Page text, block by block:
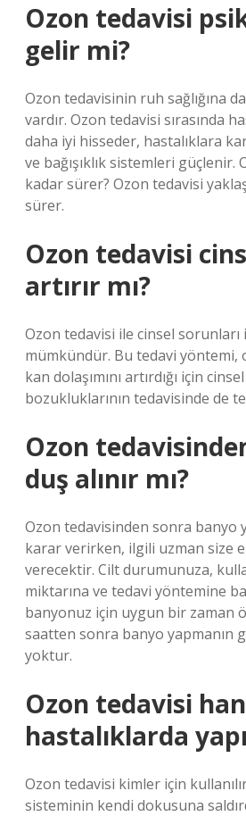
Ozon tedavisi
gelir mi?
Ozon tedavisinin ruh sağlığına
vardır. Ozon tedavisi sırasında
daha iyi hisseder, hastalıklara
ve bağışıklık sistemleri güçlenir.
kadar sürer? Ozon tedavisi
sürer.
Ozon tedavisi
artırır mı?
Ozon tedavisi ile cinsel
mümkündür. Bu tedavi yöntemi,
kan dolaşımını artırdığı için
bozukluklarının tedavisinde de
Ozon
duş alınır mı?
Ozon tedavisinden sonra banyo
karar verirken, ilgili uzman size
verecektir. Cilt durumunuza,
miktarına ve tedavi yöntemine
banyonuz için uygun bir zaman
saatten sonra banyo yapmanın
yoktur.
Ozon tedavisi
hastalıklarda
Ozon tedavisi kimler için
sisteminin kendi dokusuna